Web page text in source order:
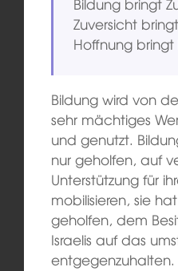
Zuversicht
Hoffnung bringt
Bildung wird von
sehr mächtiges
und genutzt.
nur geholfen, auf
Unterstützung für
mobilisieren, sie
geholfen, dem
Israelis auf das
entgegenzuhalten.